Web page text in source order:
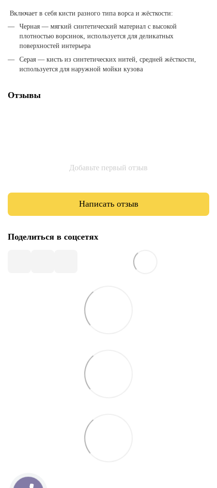
Включает в себя кисти разного типа ворса и жёсткости:
Черная — мягкий синтетический материал с высокой
плотностью ворсинок, используется для деликатных
поверхностей интерьера
Серая — кисть из синтетических нитей, средней жёсткости,
используется для наружной мойки кузова
Отзывы
Добавьте первый отзыв
Написать отзыв
Поделиться в соцсетях